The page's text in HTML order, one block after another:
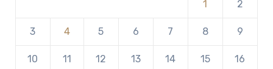
1 2
3 4 5 6 7 8 9
10 11 12 13 14 15 16